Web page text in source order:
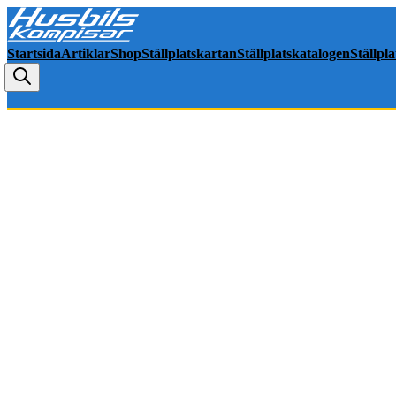
StartsidaArtiklarShopStällplatskartanStällplatskatalogen